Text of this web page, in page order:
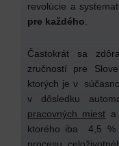
revolúcie a
pre každého.
Častokrát sa
zručností pre
ktorých je v
v dôsledku
pracovných miest a
ktorého iba 4,5 %